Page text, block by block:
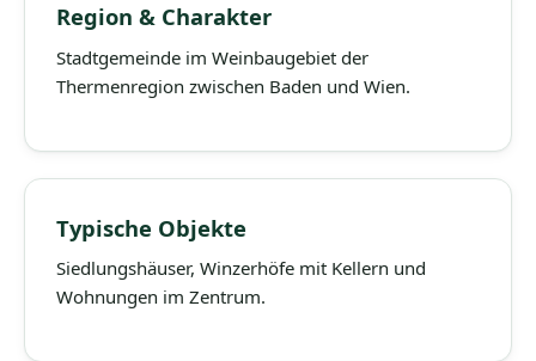
Region & Charakter
Stadtgemeinde im Weinbaugebiet der
Thermenregion zwischen Baden und Wien.
Typische Objekte
Siedlungshäuser, Winzerhöfe mit Kellern und
Wohnungen im Zentrum.